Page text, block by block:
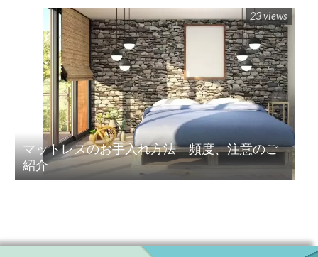
マットレスのお手入れ方法 頻度、注意のご
紹介
23 views